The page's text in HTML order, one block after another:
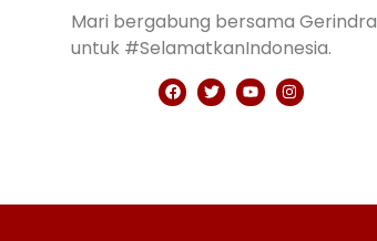
Mari bergabung bersama Gerindra
untuk #SelamatkanIndonesia.